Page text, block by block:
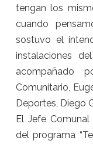
tengan los
cuando
sostuvo el
instalaciones
acompañado
Comunitario,
Deportes, Diego
El Jefe
del programa